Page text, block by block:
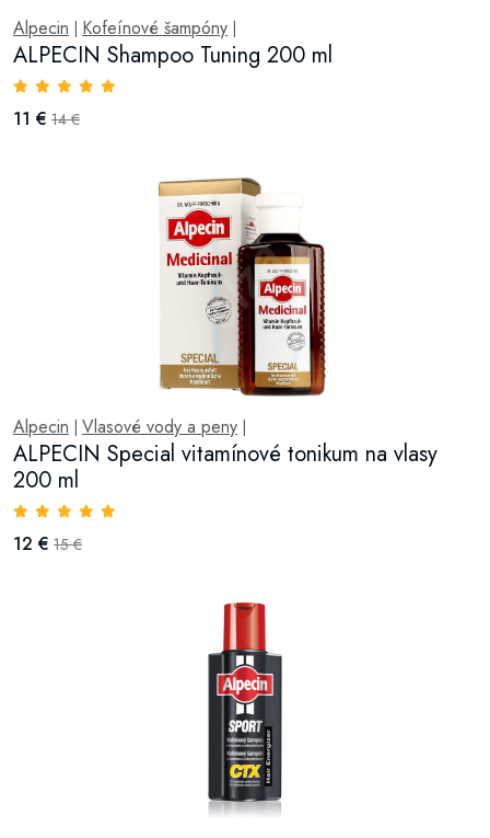
Alpecin Kofeínové šampóny
ALPECIN Shampoo Tuning 200 ml
11 € 14 €
Alpecin Vlasové vody a peny
ALPECIN Special vitamínové tonikum na vlasy
200 ml
12 € 15 €